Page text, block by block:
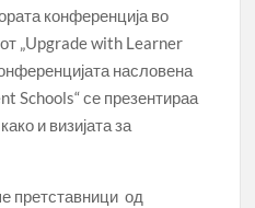
конференција во
„Upgrade with Learner
насловена
Schools“ се презентираа
и визијата за
претставници од